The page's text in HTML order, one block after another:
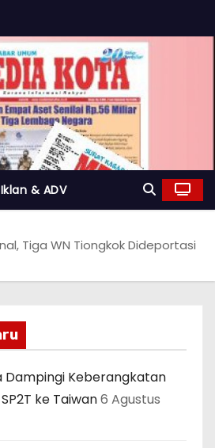
Iklan & ADV
Tiga WN Tiongkok Dideportasi
Dampingi Keberangkatan
ke Taiwan6 Agustus